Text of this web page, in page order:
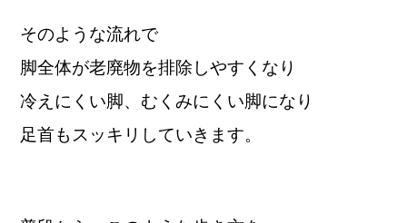
そのような流れで
脚全体が老廃物を排除しやすくなり
冷えにくい脚、むくみにくい脚になり
足首もスッキリしていきます。